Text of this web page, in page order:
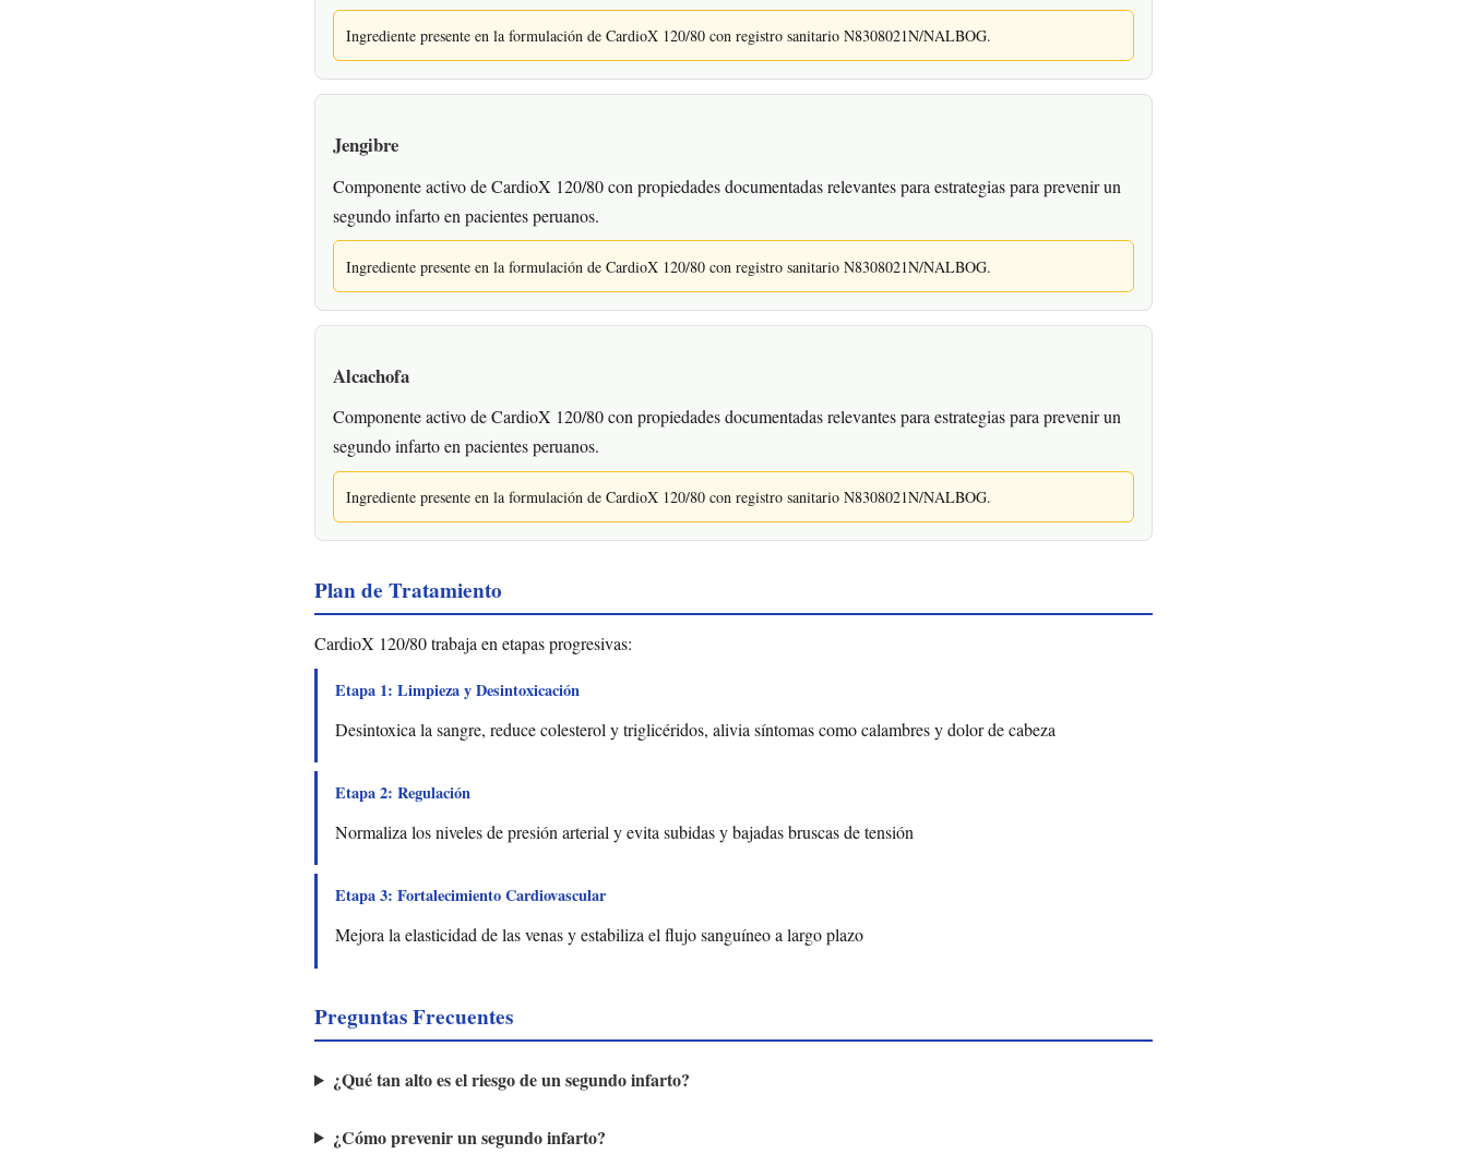
Ingrediente presente en la formulación de CardioX 120/80 con registro sanitario N8308021N/NALBOG.
Jengibre
Componente activo de CardioX 120/80 con propiedades documentadas relevantes para estrategias para prevenir un
segundo infarto en pacientes peruanos.
Ingrediente presente en la formulación de CardioX 120/80 con registro sanitario N8308021N/NALBOG.
Alcachofa
Componente activo de CardioX 120/80 con propiedades documentadas relevantes para estrategias para prevenir un
segundo infarto en pacientes peruanos.
Ingrediente presente en la formulación de CardioX 120/80 con registro sanitario N8308021N/NALBOG.
Plan de Tratamiento
CardioX 120/80 trabaja en etapas progresivas:
Etapa 1: Limpieza y Desintoxicación
Desintoxica la sangre, reduce colesterol y triglicéridos, alivia síntomas como calambres y dolor de cabeza
Etapa 2: Regulación
Normaliza los niveles de presión arterial y evita subidas y bajadas bruscas de tensión
Etapa 3: Fortalecimiento Cardiovascular
Mejora la elasticidad de las venas y estabiliza el flujo sanguíneo a largo plazo
Preguntas Frecuentes
¿Qué tan alto es el riesgo de un segundo infarto?
¿Cómo prevenir un segundo infarto?